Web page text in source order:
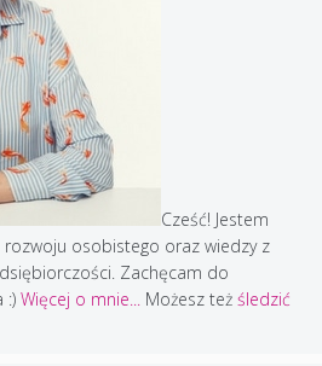
Cześć! Jestem
osobistego oraz wiedzy z
Zachęcam do
:) Więcej o mnie... Możesz też śledzić